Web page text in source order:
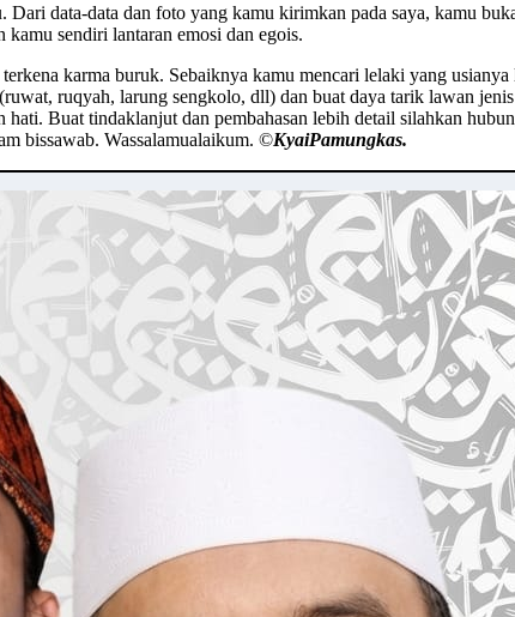
Dari data-data dan foto yang kamu kirimkan pada saya, kamu
sendiri lantaran emosi dan egois.
karma buruk. Sebaiknya kamu mencari lelaki yang
ruqyah, larung sengkolo, dll) dan buat daya tarik lawan
Buat tindaklanjut dan pembahasan lebih detail silahkan
bissawab. Wassalamualaikum. ©️KyaiPamungkas.